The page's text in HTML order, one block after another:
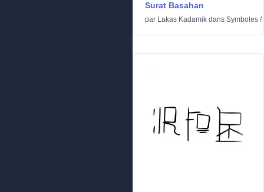
Surat Basahan
par Lakas Kadamik dans Symboles /